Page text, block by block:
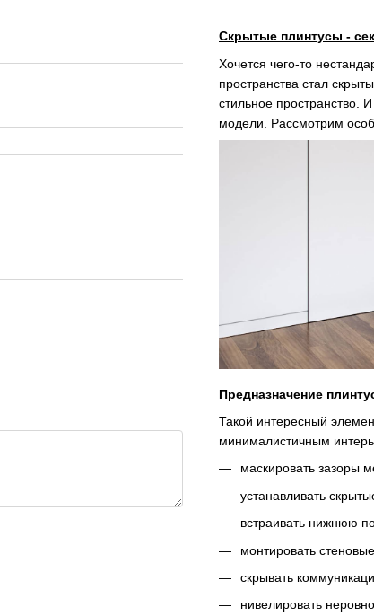
Скрытые плинтусы -
Хочется чего-то
пространства стал
стильное пространство.
модели. Рассмотрим
Предназначение
Такой интересный
минималистичным
маскировать зазоры
устанавливать
встраивать нижнюю
монтировать
скрывать
нивелировать